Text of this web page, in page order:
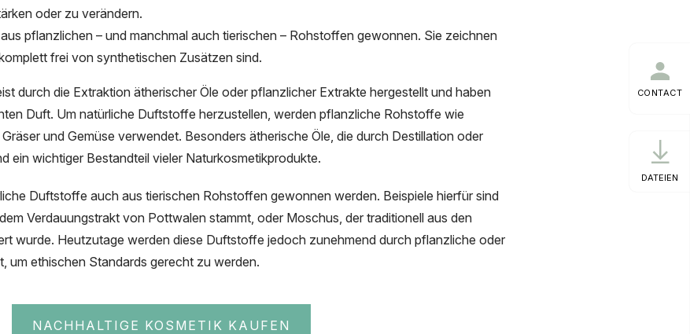
oder zu verändern.
pflanzlichen – und manchmal auch tierischen – Rohstoffen gewonnen. Sie zeichnen
frei von synthetischen Zusätzen sind.
durch die Extraktion ätherischer Öle oder pflanzlicher Extrakte hergestellt und haben
Duft. Um natürliche Duftstoffe herzustellen, werden pflanzliche Rohstoffe wie
und Gemüse verwendet. Besonders ätherische Öle, die durch Destillation oder
ein wichtiger Bestandteil vieler Naturkosmetikprodukte.
Duftstoffe auch aus tierischen Rohstoffen gewonnen werden. Beispiele hierfür sind
Verdauungstrakt von Pottwalen stammt, oder Moschus, der traditionell aus den
wurde. Heutzutage werden diese Duftstoffe jedoch zunehmend durch pflanzliche oder
um ethischen Standards gerecht zu werden.
NACHHALTIGE KOSMETIK KAUFEN
CONTACT
DATEIEN